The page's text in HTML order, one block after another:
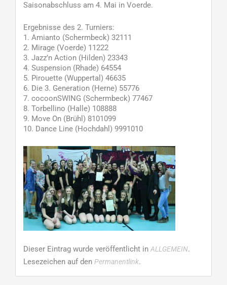
Saisonabschluss am 4. Mai in Voerde.
Ergebnisse des 2. Turniers:
1. Amianto (Schermbeck) 32111
2. Mirage (Voerde) 11222
3. Jazz’n Action (Hilden) 23343
4. Suspension (Rhade) 64554
5. Pirouette (Wuppertal) 46635
6. Die 3. Generation (Herne) 55776
7. cocoonSWING (Schermbeck) 77467
8. Torbellino (Halle) 108888
9. Move On (Brühl) 8101099
10. Dance Line (Hochdahl) 9991010
Dieser Eintrag wurde veröffentlicht in ALLGEMEIN.
Lesezeichen auf den Permanentlink.